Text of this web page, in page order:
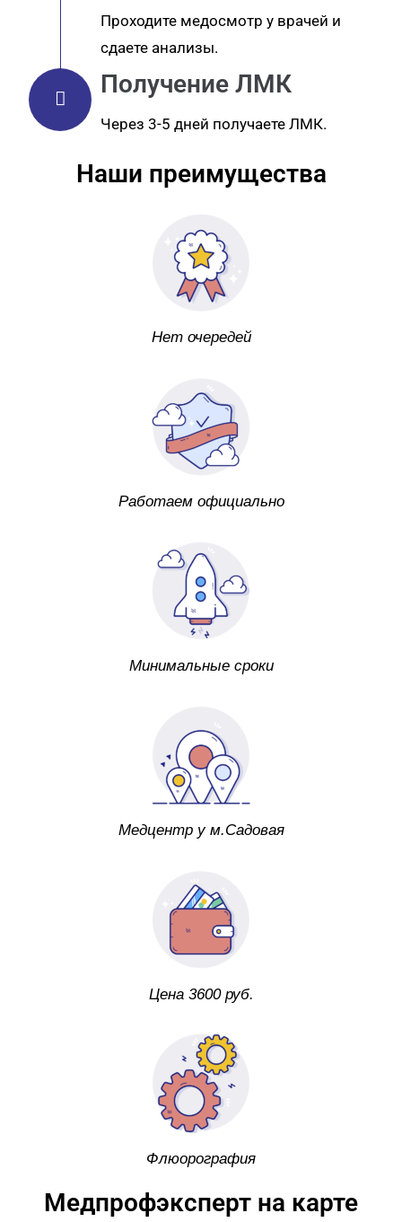
Проходите медосмотр у врачей и
сдаете анализы.
Получение ЛМК
Через 3-5 дней получаете ЛМК.
Наши преимущества
Нет очередей
Работаем официально
Минимальные сроки
Медцентр у м.Садовая
Цена 3600 руб.
Флюорография
Медпрофэксперт на карте